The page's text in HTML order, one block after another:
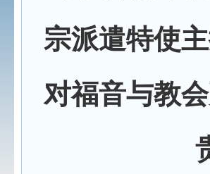
宗派遣特使
对福音与教